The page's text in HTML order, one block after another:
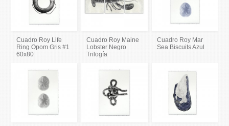
Cuadro Roy Life
Ring Opom Gris #1
60x80
Cuadro Roy Maine
Lobster Negro
Trilogía
Cuadro Roy Mar
Sea Biscuits Azul